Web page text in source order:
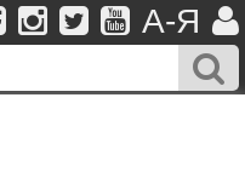
A-Я